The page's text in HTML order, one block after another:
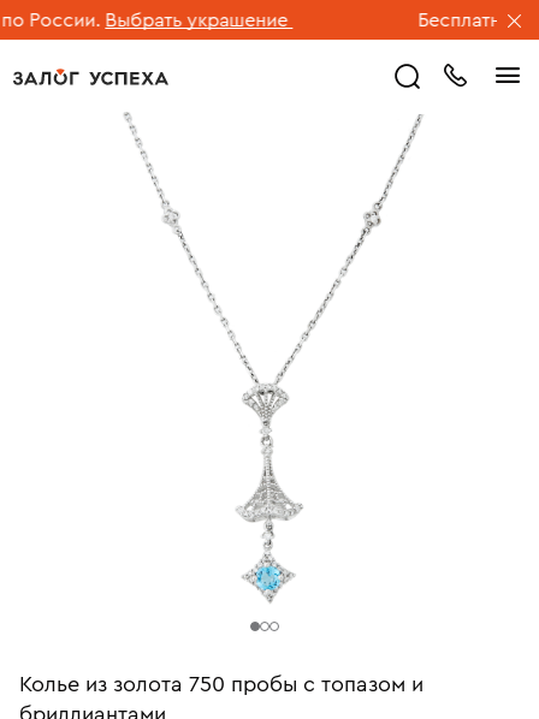
России. Выбрать украшение Бесплатная
Колье из золота 750 пробы с топазом и
бриллиантами